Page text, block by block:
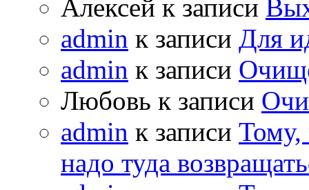
Алексей к записи
admin к записи Для
admin к записи
Любовь к записи
admin к записи Тому,
надо туда